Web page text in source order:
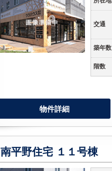
交通
築年数
階数
物件詳細
南平野住宅 １１号棟